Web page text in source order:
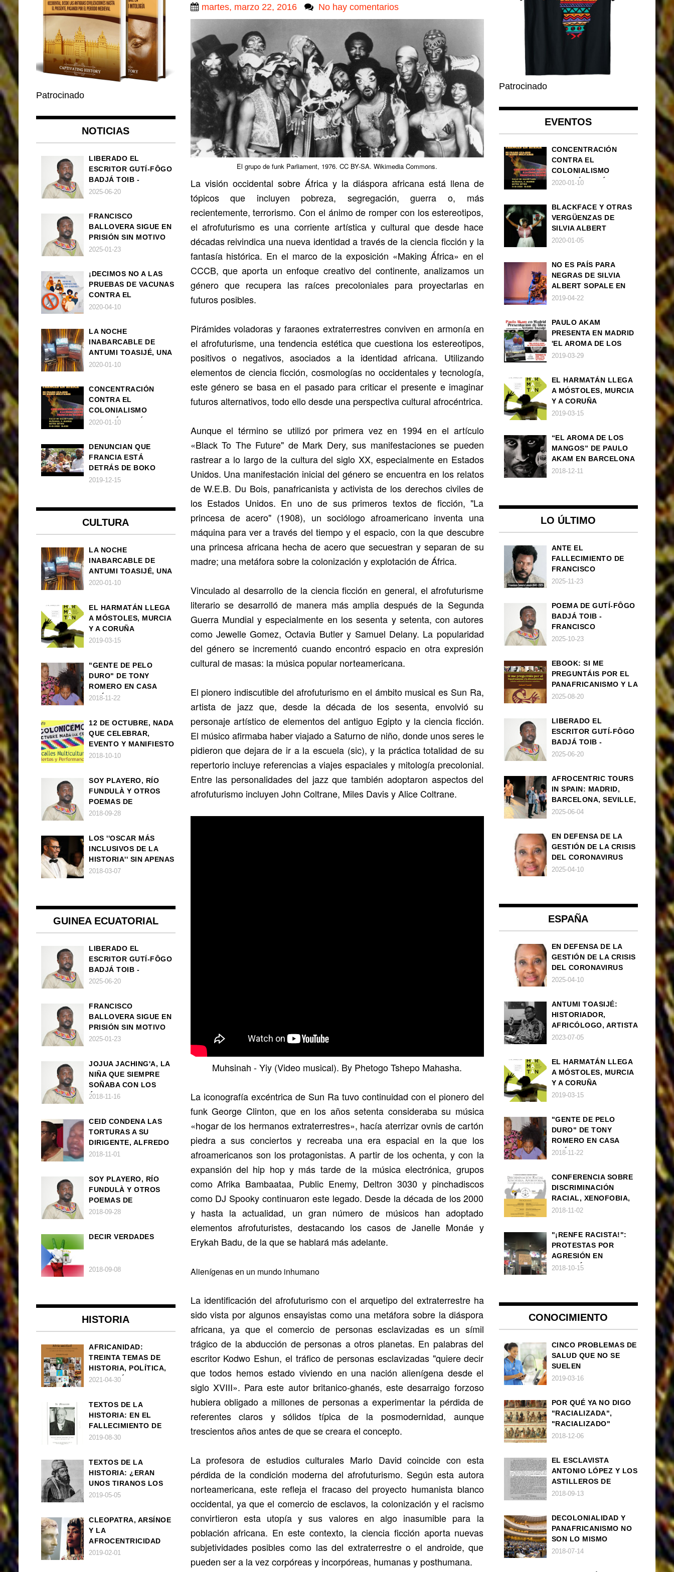
martes, marzo 22, 2016 No hay comentarios
El grupo de funk Parliament, 1976. CC BY-SA. Wikimedia Commons.
La visión occidental sobre África y la diáspora africana está llena de
tópicos que incluyen pobreza, segregación, guerra o, más
recientemente, terrorismo. Con el ánimo de romper con los estereotipos,
el afrofuturismo es una corriente artística y cultural que desde hace
décadas reivindica una nueva identidad a través de la ciencia ficción y la
fantasía histórica. En el marco de la exposición «Making África» en el
CCCB, que aporta un enfoque creativo del continente, analizamos un
género que recupera las raíces precoloniales para proyectarlas en
futuros posibles.
Pirámides voladoras y faraones extraterrestres conviven en armonía en
el afrofuturisme, una tendencia estética que cuestiona los estereotipos,
positivos o negativos, asociados a la identidad africana. Utilizando
elementos de ciencia ficción, cosmologías no occidentales y tecnología,
este género se basa en el pasado para criticar el presente e imaginar
futuros alternativos, todo ello desde una perspectiva cultural afrocéntrica.
Aunque el término se utilizó por primera vez en 1994 en el artículo
«Black To The Future" de Mark Dery, sus manifestaciones se pueden
rastrear a lo largo de la cultura del siglo XX, especialmente en Estados
Unidos. Una manifestación inicial del género se encuentra en los relatos
de W.E.B. Du Bois, panafricanista y activista de los derechos civiles de
los Estados Unidos. En uno de sus primeros textos de ficción, "La
princesa de acero" (1908), un sociólogo afroamericano inventa una
máquina para ver a través del tiempo y el espacio, con la que descubre
una princesa africana hecha de acero que secuestran y separan de su
madre; una metáfora sobre la colonización y explotación de África.
Vinculado al desarrollo de la ciencia ficción en general, el afrofuturisme
literario se desarrolló de manera más amplia después de la Segunda
Guerra Mundial y especialmente en los sesenta y setenta, con autores
como Jewelle Gomez, Octavia Butler y Samuel Delany. La popularidad
del género se incrementó cuando encontró espacio en otra expresión
cultural de masas: la música popular norteamericana.
El pionero indiscutible del afrofuturismo en el ámbito musical es Sun Ra,
artista de jazz que, desde la década de los sesenta, envolvió su
personaje artístico de elementos del antiguo Egipto y la ciencia ficción.
El músico afirmaba haber viajado a Saturno de niño, donde unos seres le
pidieron que dejara de ir a la escuela (sic), y la práctica totalidad de su
repertorio incluye referencias a viajes espaciales y mitología precolonial.
Entre las personalidades del jazz que también adoptaron aspectos del
afrofuturismo incluyen John Coltrane, Miles Davis y Alice Coltrane.
Muhsinah - Yiy (Video musical). By Phetogo Tshepo Mahasha.
La iconografía excéntrica de Sun Ra tuvo continuidad con el pionero del
funk George Clinton, que en los años setenta consideraba su música
«hogar de los hermanos extraterrestres», hacía aterrizar ovnis de cartón
piedra a sus conciertos y recreaba una era espacial en la que los
afroamericanos son los protagonistas. A partir de los ochenta, y con la
expansión del hip hop y más tarde de la música electrónica, grupos
como Afrika Bambaataa, Public Enemy, Deltron 3030 y pinchadiscos
como DJ Spooky continuaron este legado. Desde la década de los 2000
y hasta la actualidad, un gran número de músicos han adoptado
elementos afrofuturistes, destacando los casos de Janelle Monáe y
Erykah Badu, de la que se hablará más adelante.
Alienígenas en un mundo inhumano
La identificación del afrofuturismo con el arquetipo del extraterrestre ha
sido vista por algunos ensayistas como una metáfora sobre la diáspora
africana, ya que el comercio de personas esclavizadas es un símil
trágico de la abducción de personas a otros planetas. En palabras del
escritor Kodwo Eshun, el tráfico de personas esclavizadas "quiere decir
que todos hemos estado viviendo en una nación alienígena desde el
siglo XVIII». Para este autor britanico-ghanés, este desarraigo forzoso
hubiera obligado a millones de personas a experimentar la pérdida de
referentes claros y sólidos típica de la posmodernidad, aunque
trescientos años antes de que se creara el concepto.
La profesora de estudios culturales Marlo David coincide con esta
pérdida de la condición moderna del afrofuturismo. Según esta autora
norteamericana, este refleja el fracaso del proyecto humanista blanco
occidental, ya que el comercio de esclavos, la colonización y el racismo
convirtieron esta utopía y sus valores en algo inasumible para la
población africana. En este contexto, la ciencia ficción aporta nuevas
subjetividades posibles como las del extraterrestre o el androide, que
pueden ser a la vez corpóreas y incorpóreas, humanas y posthumana.
Patrocinado
NOTICIAS
LIBERADO EL
ESCRITOR GUTÍ-FÔGO
BADJÁ TOIB -
FRANCISCO
2025-06-20
FRANCISCO
BALLOVERA SIGUE EN
PRISIÓN SIN MOTIVO
ALGUNO
2025-01-23
¡DECIMOS NO A LAS
PRUEBAS DE VACUNAS
CONTRA EL
CORONAVIRUS EN
2020-04-10
LA NOCHE
INABARCABLE DE
ANTUMI TOASIJÉ, UNA
NOVELA
2020-01-10
CONCENTRACIÓN
CONTRA EL
COLONIALISMO
FRANCÉS EN ÁFRICA
2020-01-10
DENUNCIAN QUE
FRANCIA ESTÁ
DETRÁS DE BOKO
HARAM
2019-12-15
CULTURA
LA NOCHE
INABARCABLE DE
ANTUMI TOASIJÉ, UNA
NOVELA
2020-01-10
EL HARMATÁN LLEGA
A MÓSTOLES, MURCIA
Y A CORUÑA
2019-03-15
"GENTE DE PELO
DURO" DE TONY
ROMERO EN CASA
AMÉRICA
2018-11-22
12 DE OCTUBRE, NADA
QUE CELEBRAR,
EVENTO Y MANIFIESTO
2018-10-10
SOY PLAYERO, RÍO
FUNDULÀ Y OTROS
POEMAS DE
FRANCISCO
2018-09-28
LOS ''OSCAR MÁS
INCLUSIVOS DE LA
HISTORIA'' SIN APENAS
TRIUNFOS AFRO
2018-03-07
GUINEA ECUATORIAL
LIBERADO EL
ESCRITOR GUTÍ-FÔGO
BADJÁ TOIB -
FRANCISCO
2025-06-20
FRANCISCO
BALLOVERA SIGUE EN
PRISIÓN SIN MOTIVO
ALGUNO
2025-01-23
JOJUA JACHING'A, LA
NIÑA QUE SIEMPRE
SOÑABA CON LOS
ÁNGELES (UN CUENTO
2018-11-16
CEID CONDENA LAS
TORTURAS A SU
DIRIGENTE, ALFREDO
OKENVE
2018-11-01
SOY PLAYERO, RÍO
FUNDULÀ Y OTROS
POEMAS DE
FRANCISCO
2018-09-28
DECIR VERDADES
2018-09-08
HISTORIA
AFRICANIDAD:
TREINTA TEMAS DE
HISTORIA, POLÍTICA,
FILOSOFÍA Y CULTURA
2021-04-30
TEXTOS DE LA
HISTORIA: EN EL
FALLECIMIENTO DE
W.E.B. DU BOIS
2019-08-30
TEXTOS DE LA
HISTORIA: ¿ERAN
UNOS TIRANOS LOS
FARAONES?
2019-05-05
CLEOPATRA, ARSÍNOE
Y LA
AFROCENTRICIDAD
MAL ENTENDIDA
2019-02-01
Patrocinado
EVENTOS
CONCENTRACIÓN
CONTRA EL
COLONIALISMO
FRANCÉS EN ÁFRICA
2020-01-10
BLACKFACE Y OTRAS
VERGÜENZAS DE
SILVIA ALBERT
SOPALE EN MADRID
2020-01-05
NO ES PAÍS PARA
NEGRAS DE SILVIA
ALBERT SOPALE EN
BARCELONA
2019-04-22
PAULO AKAM
PRESENTA EN MADRID
'EL AROMA DE LOS
MANGOS', UNA
AFRODESCENDENCIA
2019-03-29
EL HARMATÁN LLEGA
A MÓSTOLES, MURCIA
Y A CORUÑA
2019-03-15
“EL AROMA DE LOS
MANGOS” DE PAULO
AKAM EN BARCELONA
2018-12-11
LO ÚLTIMO
ANTE EL
FALLECIMIENTO DE
FRANCISCO
ZAMORA LOBOCH
2025-11-23
POEMA DE GUTÍ-FÔGO
BADJÁ TOIB -
FRANCISCO
BALLOVERA ESTRADA:
2025-10-23
EBOOK: SI ME
PREGUNTÁIS POR EL
PANAFRICANISMO Y LA
AFROCENTRICIDAD
2025-08-20
LIBERADO EL
ESCRITOR GUTÍ-FÔGO
BADJÁ TOIB -
FRANCISCO
2025-06-20
AFROCENTRIC TOURS
IN SPAIN: MADRID,
BARCELONA, SEVILLE,
IBIZA
2025-06-04
EN DEFENSA DE LA
GESTIÓN DE LA CRISIS
DEL CORONAVIRUS
POR PARTE DEL
2025-04-10
ESPAÑA
EN DEFENSA DE LA
GESTIÓN DE LA CRISIS
DEL CORONAVIRUS
POR PARTE DEL
2025-04-10
ANTUMI TOASIJÉ:
HISTORIADOR,
AFRICÓLOGO, ARTISTA
2023-07-05
EL HARMATÁN LLEGA
A MÓSTOLES, MURCIA
Y A CORUÑA
2019-03-15
"GENTE DE PELO
DURO" DE TONY
ROMERO EN CASA
AMÉRICA
2018-11-22
CONFERENCIA SOBRE
DISCRIMINACIÓN
RACIAL, XENOFOBIA,
APOROFOBIA Y AUGE
2018-11-02
"¡RENFE RACISTA!":
PROTESTAS POR
AGRESIÓN EN
ESTACIÓN DE TREN DE
2018-10-15
CONOCIMIENTO
CINCO PROBLEMAS DE
SALUD QUE NO SE
SUELEN
DIAGNOSTICAR BIEN
2019-03-16
POR QUÉ YA NO DIGO
"RACIALIZADA",
"RACIALIZADO"
2018-12-06
EL ESCLAVISTA
ANTONIO LÓPEZ Y LOS
ASTILLEROS DE
NAVANTIA
2018-09-13
DECOLONIALIDAD Y
PANAFRICANISMO NO
SON LO MISMO
2018-07-14